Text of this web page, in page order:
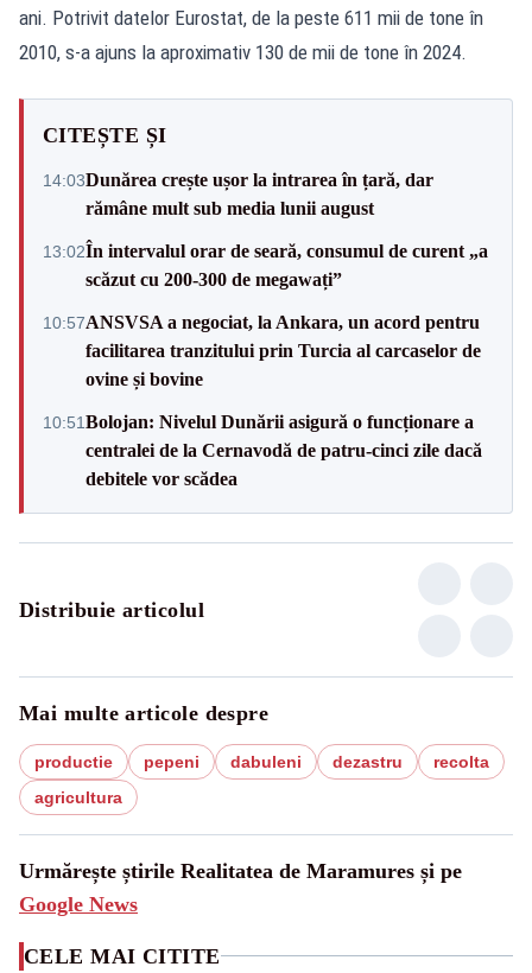
ani. Potrivit datelor Eurostat, de la peste 611 mii de tone în
2010, s-a ajuns la aproximativ 130 de mii de tone în 2024.
CITEȘTE ȘI
14:03Dunărea crește ușor la intrarea în țară, dar
rămâne mult sub media lunii august
13:02În intervalul orar de seară, consumul de curent „a
scăzut cu 200-300 de megawați”
10:57ANSVSA a negociat, la Ankara, un acord pentru
facilitarea tranzitului prin Turcia al carcaselor de
ovine și bovine
10:51Bolojan: Nivelul Dunării asigură o funcționare a
centralei de la Cernavodă de patru-cinci zile dacă
debitele vor scădea
Distribuie articolul
Mai multe articole despre
productie pepeni dabuleni dezastru
recolta
agricultura
Urmărește știrile Realitatea de Maramures și pe
Google News
CELE MAI CITITE